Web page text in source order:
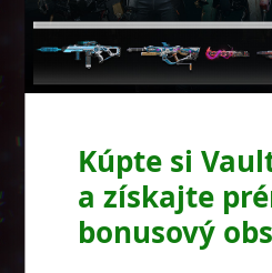
Kúpte si
a získajte
bonusový